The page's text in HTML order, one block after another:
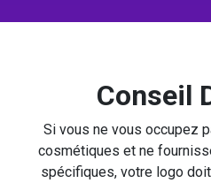
Conseil
Si vous ne vous occupez
cosmétiques et ne
spécifiques, votre logo